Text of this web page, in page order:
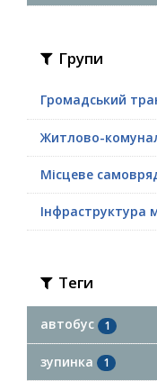
Групи
Громадський
Житлово-
Місцеве
Інфраструктура
Теги
автобус 1
зупинка 1